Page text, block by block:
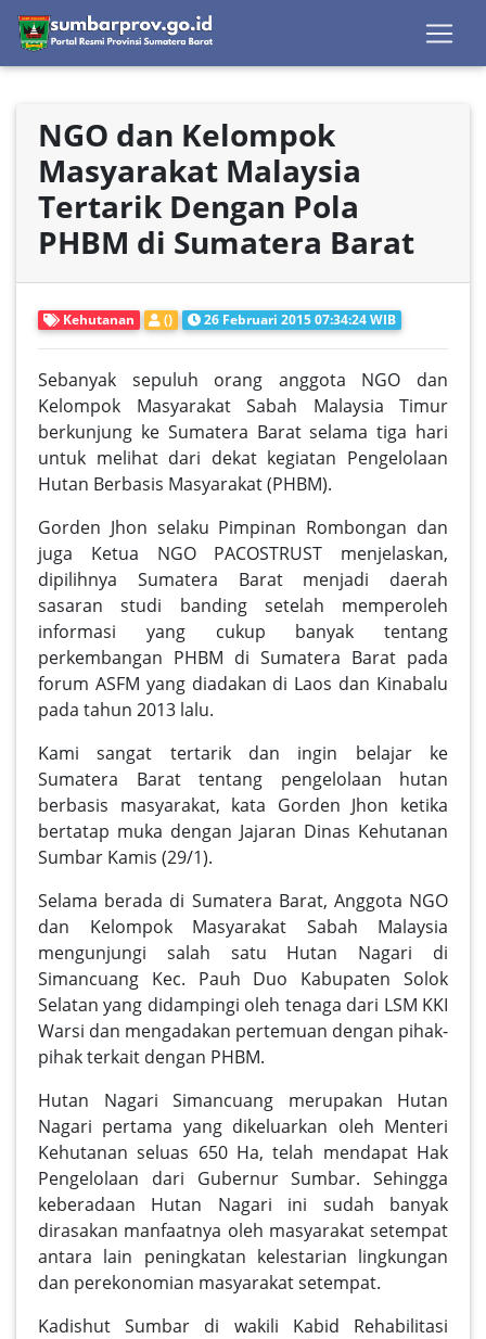
NGO dan Kelompok
Masyarakat Malaysia
Tertarik Dengan Pola
PHBM di Sumatera Barat
Kehutanan () 26 Februari 2015 07:34:24 WIB
Sebanyak sepuluh orang anggota NGO dan
Kelompok Masyarakat Sabah Malaysia Timur
berkunjung ke Sumatera Barat selama tiga hari
untuk melihat dari dekat kegiatan Pengelolaan
Hutan Berbasis Masyarakat (PHBM).
Gorden Jhon selaku Pimpinan Rombongan dan
juga Ketua NGO PACOSTRUST menjelaskan,
dipilihnya Sumatera Barat menjadi daerah
sasaran studi banding setelah memperoleh
informasi yang cukup banyak tentang
perkembangan PHBM di Sumatera Barat pada
forum ASFM yang diadakan di Laos dan Kinabalu
pada tahun 2013 lalu.
Kami sangat tertarik dan ingin belajar ke
Sumatera Barat tentang pengelolaan hutan
berbasis masyarakat, kata Gorden Jhon ketika
bertatap muka dengan Jajaran Dinas Kehutanan
Sumbar Kamis (29/1).
Selama berada di Sumatera Barat, Anggota NGO
dan Kelompok Masyarakat Sabah Malaysia
mengunjungi salah satu Hutan Nagari di
Simancuang Kec. Pauh Duo Kabupaten Solok
Selatan yang didampingi oleh tenaga dari LSM KKI
Warsi dan mengadakan pertemuan dengan pihak-
pihak terkait dengan PHBM.
Hutan Nagari Simancuang merupakan Hutan
Nagari pertama yang dikeluarkan oleh Menteri
Kehutanan seluas 650 Ha, telah mendapat Hak
Pengelolaan dari Gubernur Sumbar. Sehingga
keberadaan Hutan Nagari ini sudah banyak
dirasakan manfaatnya oleh masyarakat setempat
antara lain peningkatan kelestarian lingkungan
dan perekonomian masyarakat setempat.
Kadishut Sumbar di wakili Kabid Rehabilitasi